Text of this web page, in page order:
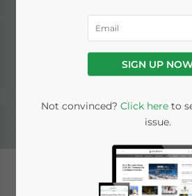
Italian
Home News Italian
SIGN UP
Not convinced? Click hereto
issue.